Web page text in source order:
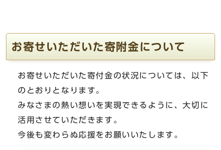
お寄せいただいた寄附金について
お寄せいただいた寄付金の状況については、以下
のとおりとなります。
みなさまの熱い想いを実現できるように、大切に
活用させていただきます。
今後も変わらぬ応援をお願いいたします。